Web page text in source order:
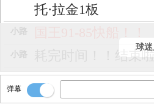
托·拉金1板
小路
小路 耗完时间！！结束
小路 夏普收下最后的篮
小路 打前筐！！
球迷
弹幕